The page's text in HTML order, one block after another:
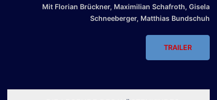
Mit Florian Brückner, Maximilian Schafroth, Gisela
Schneeberger, Matthias Bundschuh
TRAILER